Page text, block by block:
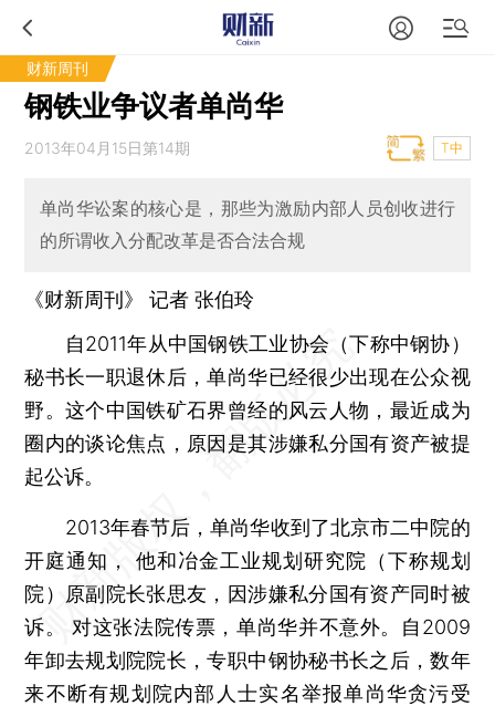
财新周刊
钢铁业争议者单尚华
2013年04月15日第14期 T中
单尚华讼案的核心是，那些为激励内部人员创收进行
的所谓收入分配改革是否合法合规
《财新周刊》 记者张伯玲
自2011年从中国钢铁工业协会（下称中钢协）
秘书长一职退休后，单尚华已经很少出现在公众视
野。这个中国铁矿石界曾经的风云人物，最近成为
圈内的谈论焦点，原因是其涉嫌私分国有资产被提
起公诉。
2013年春节后，单尚华收到了北京市二中院的
开庭通知， 他和冶金工业规划研究院（下称规划
院）原副院长张思友，因涉嫌私分国有资产同时被
诉。 对这张法院传票，单尚华并不意外。自2009
年卸去规划院院长，专职中钢协秘书长之后，数年
来不断有规划院内部人士实名举报单尚华贪污受